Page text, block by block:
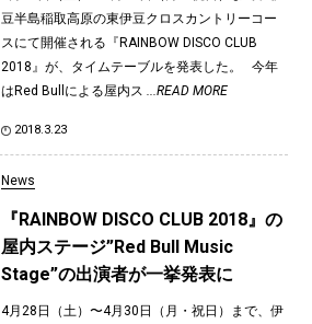
豆半島稲取高原の東伊豆クロスカントリーコー
スにて開催される『RAINBOW DISCO CLUB
2018』が、タイムテーブルを発表した。 今年
はRed Bullによる屋内ス
...READ MORE
2018.3.23
News
『RAINBOW DISCO CLUB 2018』の
屋内ステージ”Red Bull Music
Stage”の出演者が一挙発表に
4月28日（土）〜4月30日（月・祝日）まで、伊